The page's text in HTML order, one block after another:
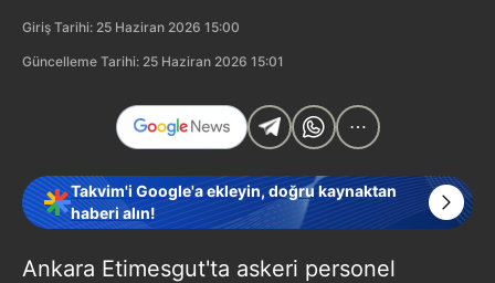
Giriş Tarihi: 25 Haziran 2026 15:00
Güncelleme Tarihi: 25 Haziran 2026 15:01
Takvim'i Google'a ekleyin, doğru kaynaktan
haberi alın!
Ankara Etimesgut'ta askeri personel